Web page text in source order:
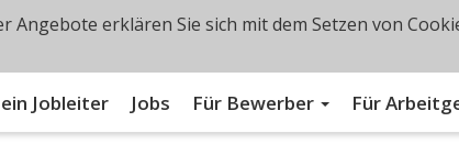
Jobleiter Jobs Für Bewerber Für
Angebote erklären Sie sich mit dem Setzen von